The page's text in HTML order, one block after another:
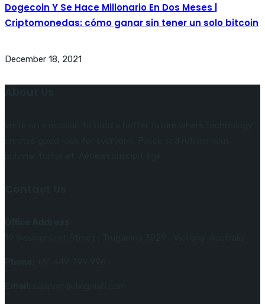
Dogecoin Y Se Hace Millonario En Dos Meses |
Criptomonedas: cómo ganar sin tener un solo bitcoin
December 18, 2021